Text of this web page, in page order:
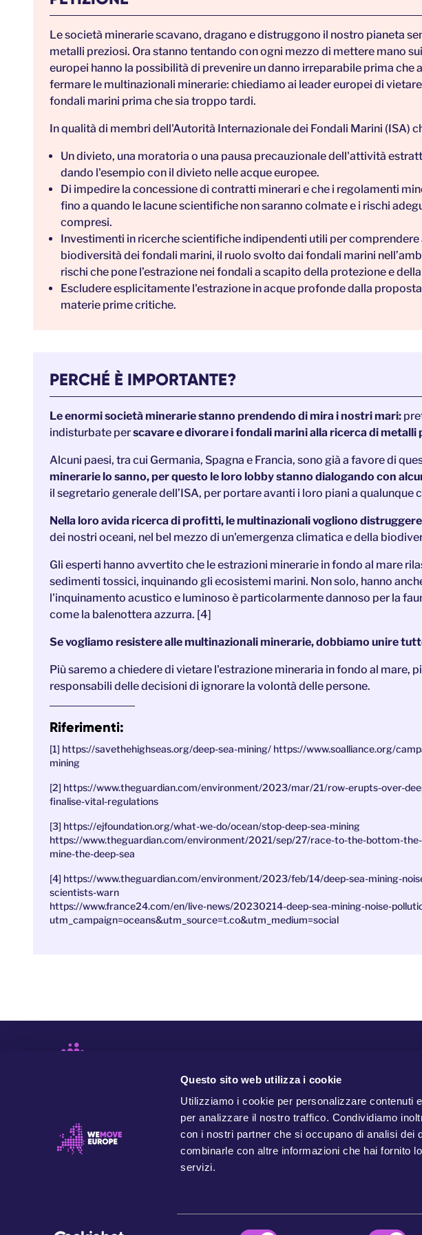
Questo sito web utilizza i cookie
Utilizziamo i cookie per personalizzare contenuti
per analizzare il nostro traffico. Condividiamo
con i nostri partner che si occupano di analisi dei
combinarle con altre informazioni che hai fornito
servizi.
Le società minerarie scavano, dragano e distruggono il nostro pianeta
metalli preziosi. Ora stanno tentando con ogni mezzo di mettere mano
europei hanno la possibilità di prevenire un danno irreparabile prima che
fermare le multinazionali minerarie: chiediamo ai leader europei di
fondali marini prima che sia troppo tardi.
In qualità di membri dell'Autorità Internazionale dei Fondali Marini (ISA)
Un divieto, una moratoria o una pausa precauzionale dell'attività
dando l'esempio con il divieto nelle acque europee.
Di impedire la concessione di contratti minerari e che i regolamenti
fino a quando le lacune scientifiche non saranno colmate e i rischi
compresi.
Investimenti in ricerche scientifiche indipendenti utili per comprendere
biodiversità dei fondali marini, il ruolo svolto dai fondali marini
rischi che pone l’estrazione nei fondali a scapito della protezione e
Escludere esplicitamente l'estrazione in acque profonde dalla
materie prime critiche.
PERCHÉ È IMPORTANTE?
Le enormi società minerarie stanno prendendo di mira i nostri mari:
indisturbate perscavare e divorare i fondali marini alla ricerca di metalli
Alcuni paesi, tra cui Germania, Spagna e Francia, sono già a favore di
minerarie lo sanno, per questo le loro lobby stanno dialogando con
il segretario generale dell’ISA, per portare avanti i loro piani a qualunque
Nella loro avida ricerca di profitti, le multinazionali vogliono
dei nostri oceani, nel bel mezzo di un'emergenza climatica e della
Gli esperti hanno avvertito che le estrazioni minerarie in fondo al mare
sedimenti tossici, inquinando gli ecosistemi marini. Non solo, hanno
l'inquinamento acustico e luminoso è particolarmente dannoso per la
come la balenottera azzurra. [4]
Se vogliamo resistere alle multinazionali minerarie, dobbiamo unire
Più saremo a chiedere di vietare l'estrazione mineraria in fondo al mare,
responsabili delle decisioni di ignorare la volontà delle persone.
Riferimenti:
[1] https://savethehighseas.org/deep-sea-mining/ https://www.soalliance.org/
mining
[2] https://www.theguardian.com/environment/2023/mar/21/row-erupts-over-
finalise-vital-regulations
[3] https://ejfoundation.org/what-we-do/ocean/stop-deep-sea-mining
https://www.theguardian.com/environment/2021/sep/27/race-to-the-bottom-
mine-the-deep-sea
[4] https://www.theguardian.com/environment/2023/feb/14/deep-sea-mining-
scientists-warn
https://www.france24.com/en/live-news/20230214-deep-sea-mining-noise-
utm_campaign=oceans&utm_source=t.co&utm_medium=social
WeMove Europe è un'organizzazione indipendente e
© 2026 WeMove Europe